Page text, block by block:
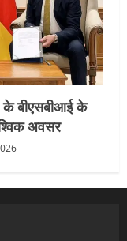
के बीएसबीआई के
अवसर